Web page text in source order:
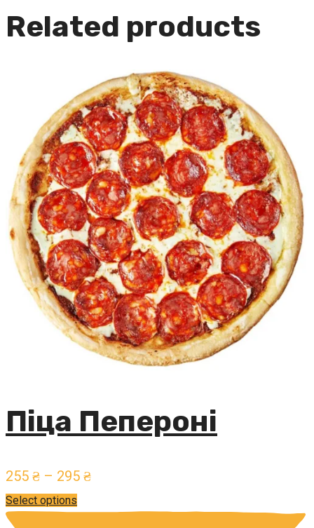
Related products
Піца Пепероні
255 ₴ – 295 ₴
Select options